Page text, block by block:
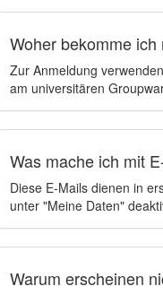
Woher bekomme
Zur Anmeldung
am universitären
Was mache ich mit
Diese E-Mails dienen in
unter "Meine Daten"
Warum erscheinen